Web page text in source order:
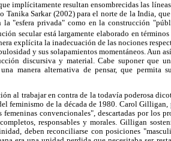
implícitamente resultan ensombrecidas las
Sarkar (2002) para el norte de la India,
la "esfera privada" como en la construcción
secular está largamente elaborado en
explícita la inadecuación de las nociones
y sus solapamientos momentáneos. Aun
discursiva y material. Cabe suponer que
manera alternativa de pensar, que permita
al trabajar en contra de la todavía poderosa
feminismo de la década de 1980. Carol
convencionales", descartadas por los
responsables y morales. Gilligan
deben reconciliarse con posiciones